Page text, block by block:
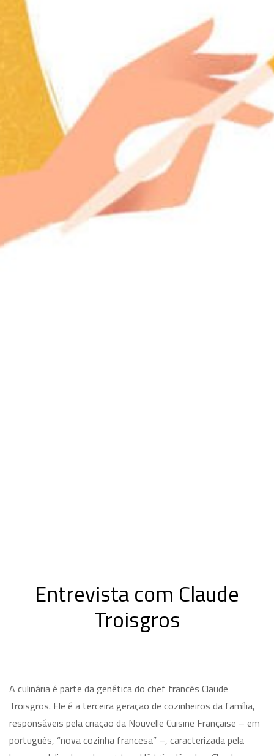
Entrevista com Claude
Troisgros
A culinária é parte da genética do chef francês Claude
Troisgros. Ele é a terceira geração de cozinheiros da família,
responsáveis pela criação da Nouvelle Cuisine Française – em
português, “nova cozinha francesa” –, caracterizada pela